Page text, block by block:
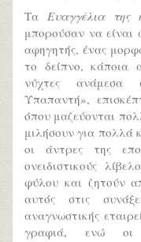
Τα Ευαγγέλια της
μπορούσαν να είναι
αφηγητής, ένας
το δείπνο, κάποια
νύχτες ανάμεσα
Υπαπαντή»,
όπου μαζεύονται
μιλήσουν για πολλά
οι άντρες της
ονειδιστικούς
φύλου και ζητούν
αυτός στις
αναγνωστικής
γραφιά, ενώ οι